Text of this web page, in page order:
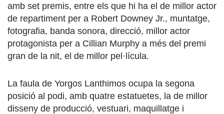
amb set premis, entre els que hi ha el de millor actor
de repartiment per a Robert Downey Jr., muntatge,
fotografia, banda sonora, direcció, millor actor
protagonista per a Cillian Murphy a més del premi
gran de la nit, el de millor pel·lícula.
La faula de Yorgos Lanthimos ocupa la segona
posició al podi, amb quatre estatuetes, la de millor
disseny de producció, vestuari, maquillatge i